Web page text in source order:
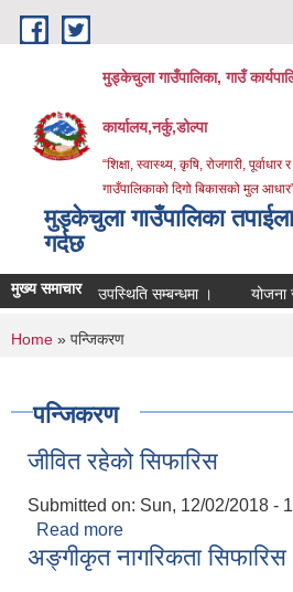
Skip to main content
मुड्केचुला गाउँपालिका, गाउँ
कार्यालय,नर्कु,डोल्पा
“शिक्षा, स्वास्थ्य, कृषि, रोजगारी,
गाउँपालिकाको दिगो बिकासको मुल
मुड्केचुला गाउँपालिका
गर्दछ
मुख्य समाचारउपस्थिति सम्बन्धमा । योजना
You are here
Home » पन्जिकरण
पन्जिकरण
जीवित रहेको सिफारिस
Submitted on: Sun, 12/02/2018 -
Read more
अङ्गीकृत नागरिकता सिफारिस